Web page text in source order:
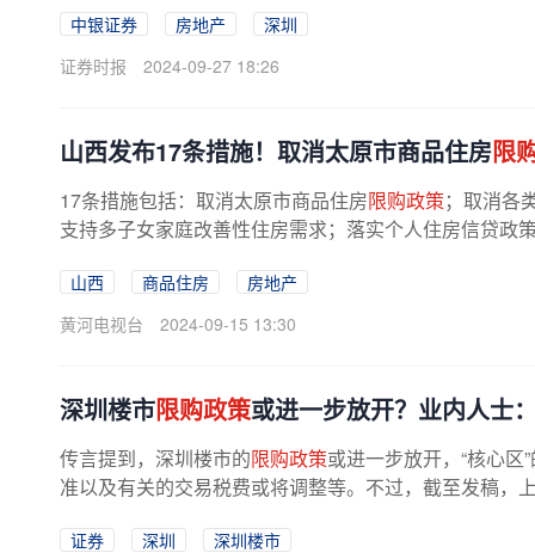
中银证券 房地产
深圳
证券时报
2024-09-27 18:26
山西发布17条措施！取消太原市商品住房限
17条措施包括：取消太原市商品住房限购政策；取消各
支持多子女家庭改善性住房需求；落实个人住房信贷政
山西 商品住房
房地产
黄河电视台
2024-09-15 13:30
深圳楼市限购政策或进一步放开？业内人士
传言提到，深圳楼市的限购政策或进一步放开，“核心区
准以及有关的交易税费或将调整等。不过，截至发稿，
证券 深圳
深圳楼市